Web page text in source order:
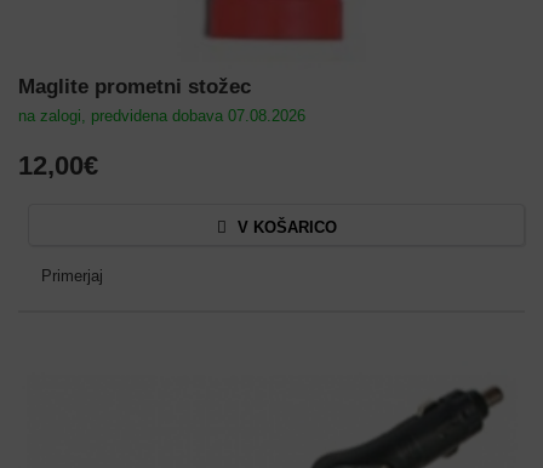
Maglite prometni stožec
na zalogi, predvidena dobava 07.08.2026
12,00€
V KOŠARICO
Primerjaj